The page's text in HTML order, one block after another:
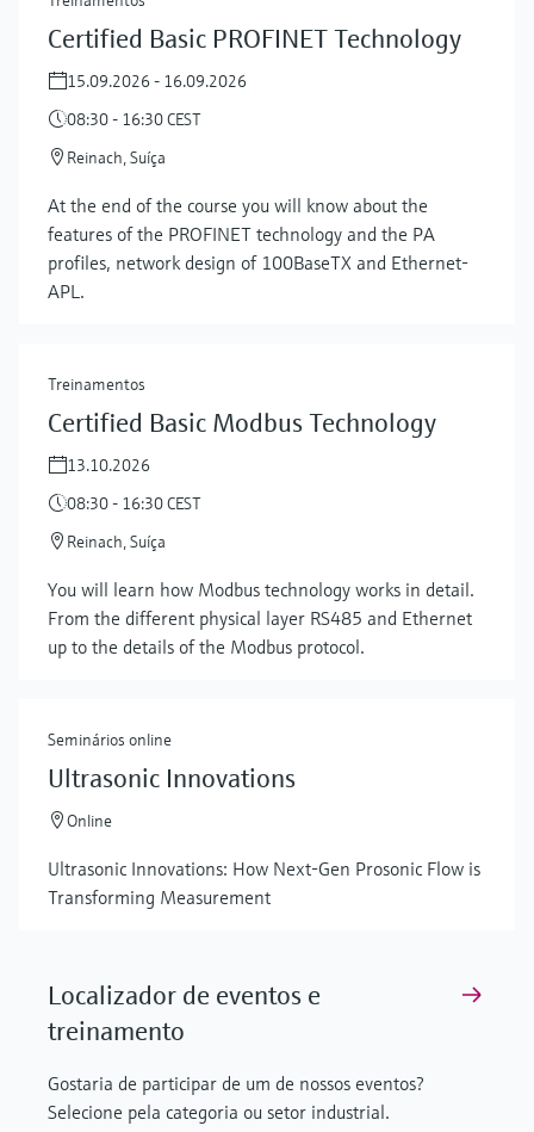
Certified Basic PROFINET Technology
15.09.2026 - 16.09.2026
08:30 - 16:30 CEST
Reinach, Suíça
At the end of the course you will know about the
features of the PROFINET technology and the PA
profiles, network design of 100BaseTX and Ethernet-
APL.
Treinamentos
Certified Basic Modbus Technology
13.10.2026
08:30 - 16:30 CEST
Reinach, Suíça
You will learn how Modbus technology works in detail.
From the different physical layer RS485 and Ethernet
up to the details of the Modbus protocol.
Seminários online
Ultrasonic Innovations
Online
Ultrasonic Innovations: How Next-Gen Prosonic Flow is
Transforming Measurement
Localizador de eventos e
treinamento
Gostaria de participar de um de nossos eventos?
Selecione pela categoria ou setor industrial.